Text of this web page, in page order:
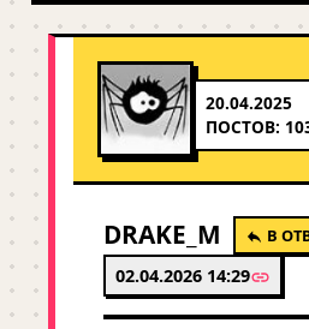
20.04.2025
ПОСТОВ:
DRAKE_M В
02.04.2026 14:29